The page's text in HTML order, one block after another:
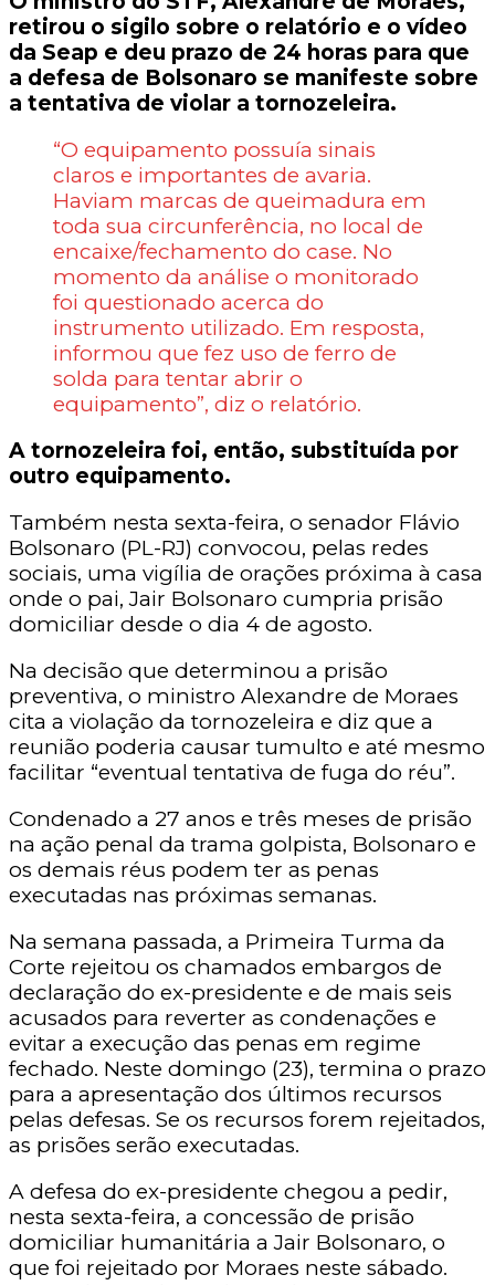
retirou o sigilo sobre o relatório e o vídeo
da Seap e deu prazo de 24 horas para que
a defesa de Bolsonaro se manifeste sobre
a tentativa de violar a tornozeleira.
“O equipamento possuía sinais
claros e importantes de avaria.
Haviam marcas de queimadura em
toda sua circunferência, no local de
encaixe/fechamento do case. No
momento da análise o monitorado
foi questionado acerca do
instrumento utilizado. Em resposta,
informou que fez uso de ferro de
solda para tentar abrir o
equipamento”, diz o relatório.
A tornozeleira foi, então, substituída por
outro equipamento.
Também nesta sexta-feira, o senador Flávio
Bolsonaro (PL-RJ) convocou, pelas redes
sociais, uma vigília de orações próxima à casa
onde o pai, Jair Bolsonaro cumpria prisão
domiciliar desde o dia 4 de agosto.
Na decisão que determinou a prisão
preventiva, o ministro Alexandre de Moraes
cita a violação da tornozeleira e diz que a
reunião poderia causar tumulto e até mesmo
facilitar “eventual tentativa de fuga do réu”.
Condenado a 27 anos e três meses de prisão
na ação penal da trama golpista, Bolsonaro e
os demais réus podem ter as penas
executadas nas próximas semanas.
Na semana passada, a Primeira Turma da
Corte rejeitou os chamados embargos de
declaração do ex-presidente e de mais seis
acusados para reverter as condenações e
evitar a execução das penas em regime
fechado. Neste domingo (23), termina o prazo
para a apresentação dos últimos recursos
pelas defesas. Se os recursos forem rejeitados,
as prisões serão executadas.
A defesa do ex-presidente chegou a pedir,
nesta sexta-feira, a concessão de prisão
domiciliar humanitária a Jair Bolsonaro, o
que foi rejeitado por Moraes neste sábado.